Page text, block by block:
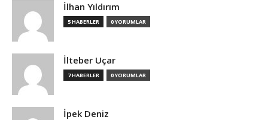
İlhan Yıldırım
5 HABERLER 0 YORUMLAR
İlteber Uçar
7 HABERLER 0 YORUMLAR
İpek Deniz